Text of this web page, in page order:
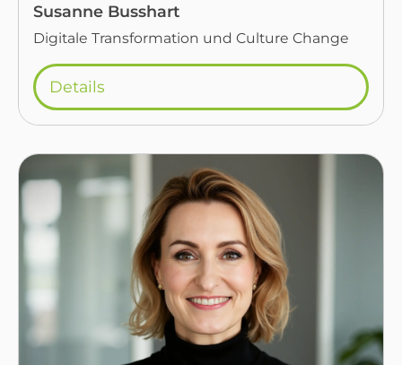
Susanne Busshart
Digitale Transformation und Culture Change
Details